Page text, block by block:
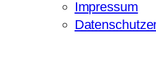
Impressum